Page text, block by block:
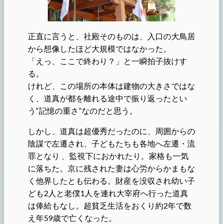
正直に言うと、社殿そのものは、入口の大鳥居
から想像したほど大規模ではなかった。
「えっ、ここで終わり？」と一瞬拍子抜けす
る。
けれど、この場所の本体は建物の大きさではな
く、道真が都を離れる途中で振り返ったとい
う“記憶の重さ”なのだと思う。
しかし、道真は超優秀だったのに、周囲からの
陰謀で左遷され、子どもたちも各地へ左遷・流
罪となり 、監視下におかれたり。家格も一気
に落ちた。京に残された妻は心労からかまもな
く他界したとも伝わる。財産を没収され幼い子
ども2人と老僕1人を連れ大宰府へ行った道真
は俸給もなし。超貧乏生活をおくり約2年で数
え年59歳で亡くなった。